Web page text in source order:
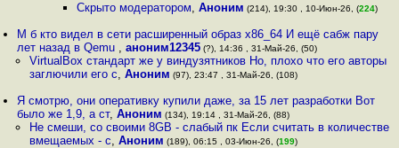
Скрыто модератором, Аноним (214), 19:30 , 10-Июн-26, (224)
М б кто видел в сети расширенный образ x86_64 И ещё сабж пару
лет назад в Qemu ,аноним12345 (?), 14:36 , 31-Май-26, (50)
VirtualBox стандарт же у виндузятников Но, плохо что его авторы
заглючили его с, Аноним (97), 23:47 , 31-Май-26, (108)
Я смотрю, они оперативку купили даже, за 15 лет разработки Вот
было же 1,9, а ст,Аноним (134), 19:14 , 31-Май-26, (88)
Не смеши, со своими 8GB - слабый пк Если считать в количестве
вмещаемых - с, Аноним (189), 06:15 , 03-Июн-26, (199)